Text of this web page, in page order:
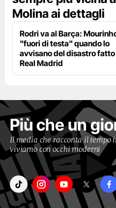
Molina ai dettagli
Rodri va al Barça:
"fuori di testa" quando lo
avvisano del disastro
Real Madrid
Più che un
Il media che racconta il tempo
viviamo con occhi moderni